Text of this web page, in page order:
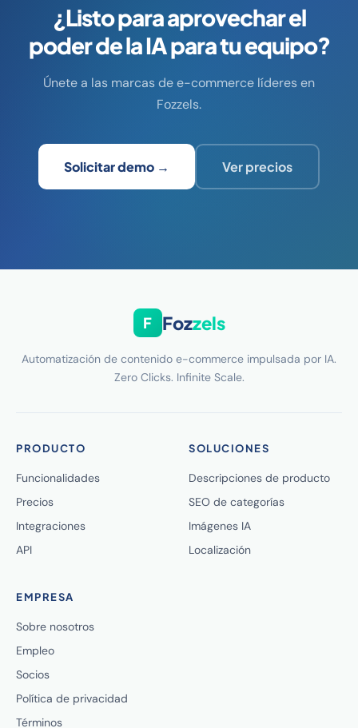
¿Listo para aprovechar el
poder de la IA para tu equipo?
Únete a las marcas de e-commerce líderes en
Fozzels.
Solicitar demo → Ver precios
F Fozzels
Automatización de contenido e-commerce impulsada por IA.
Zero Clicks. Infinite Scale.
PRODUCTO
Funcionalidades
Precios
Integraciones
API
SOLUCIONES
Descripciones de producto
SEO de categorías
Imágenes IA
Localización
EMPRESA
Sobre nosotros
Empleo
Socios
Política de privacidad
Términos